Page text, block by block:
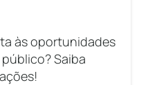
às oportunidades
Saiba